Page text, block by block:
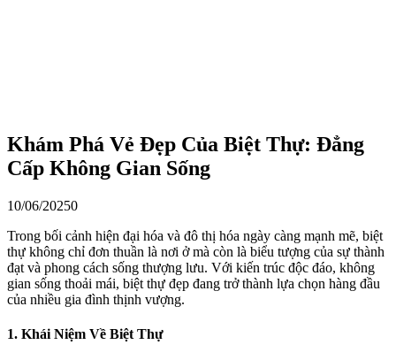
Khám Phá Vẻ Đẹp Của Biệt Thự: Đẳng
Cấp Không Gian Sống
10/06/20250
Trong bối cảnh hiện đại hóa và đô thị hóa ngày càng mạnh mẽ, biệt
thự không chỉ đơn thuần là nơi ở mà còn là biểu tượng của sự thành
đạt và phong cách sống thượng lưu. Với kiến trúc độc đáo, không
gian sống thoải mái, biệt thự đẹp đang trở thành lựa chọn hàng đầu
của nhiều gia đình thịnh vượng.
1. Khái Niệm Về Biệt Thự